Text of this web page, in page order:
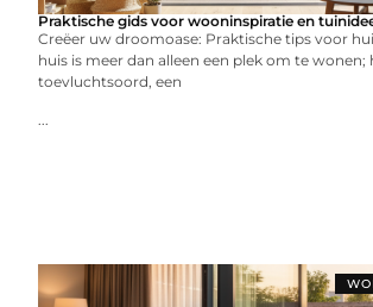
Praktische gids voor wooninspiratie en
Creëer uw droomoase: Praktische tips voor
huis is meer dan alleen een plek om te wonen;
toevluchtsoord, een
...